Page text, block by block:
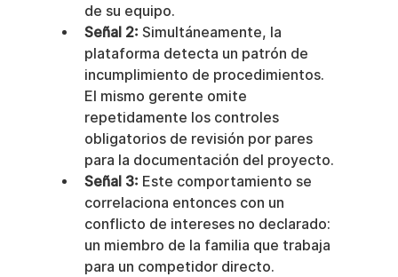
de su equipo.
Señal 2: Simultáneamente, la
plataforma detecta un patrón de
incumplimiento de procedimientos.
El mismo gerente omite
repetidamente los controles
obligatorios de revisión por pares
para la documentación del proyecto.
Señal 3: Este comportamiento se
correlaciona entonces con un
conflicto de intereses no declarado:
un miembro de la familia que trabaja
para un competidor directo.